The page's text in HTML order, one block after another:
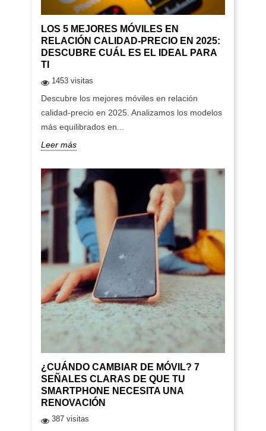
LOS 5 MEJORES MÓVILES EN
RELACIÓN CALIDAD-PRECIO EN 2025:
DESCUBRE CUÁL ES EL IDEAL PARA
TI
1453 visitas
Descubre los mejores móviles en relación
calidad-precio en 2025. Analizamos los modelos
más equilibrados en...
Leer más
¿CUÁNDO CAMBIAR DE MÓVIL? 7
SEÑALES CLARAS DE QUE TU
SMARTPHONE NECESITA UNA
RENOVACIÓN
387 visitas